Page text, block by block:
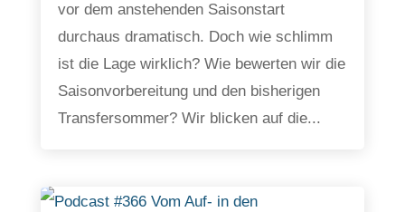
vor dem anstehenden Saisonstart
durchaus dramatisch. Doch wie schlimm
ist die Lage wirklich? Wie bewerten wir die
Saisonvorbereitung und den bisherigen
Transfersommer? Wir blicken auf die...